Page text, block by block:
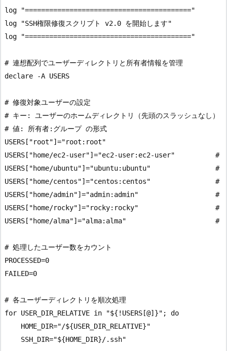
log "========================================="
log "SSH権限修復スクリプト v2.0 を開始します"
log "========================================="
# 連想配列でユーザーディレクトリと所有者情報を管理
declare -A USERS
# 修復対象ユーザーの設定
# キー: ユーザーのホームディレクトリ（先頭のスラッシュなし）
# 値: 所有者:グループ の形式
USERS["root"]="root:root"
USERS["home/ec2-user"]="ec2-user:ec2-user"          #
USERS["home/ubuntu"]="ubuntu:ubuntu"                #
USERS["home/centos"]="centos:centos"                #
USERS["home/admin"]="admin:admin"                   #
USERS["home/rocky"]="rocky:rocky"                   #
USERS["home/alma"]="alma:alma"                      #
# 処理したユーザー数をカウント
PROCESSED=0
FAILED=0
# 各ユーザーディレクトリを順次処理
for USER_DIR_RELATIVE in "${!USERS[@]}"; do
    HOME_DIR="/${USER_DIR_RELATIVE}"
    SSH_DIR="${HOME_DIR}/.ssh"